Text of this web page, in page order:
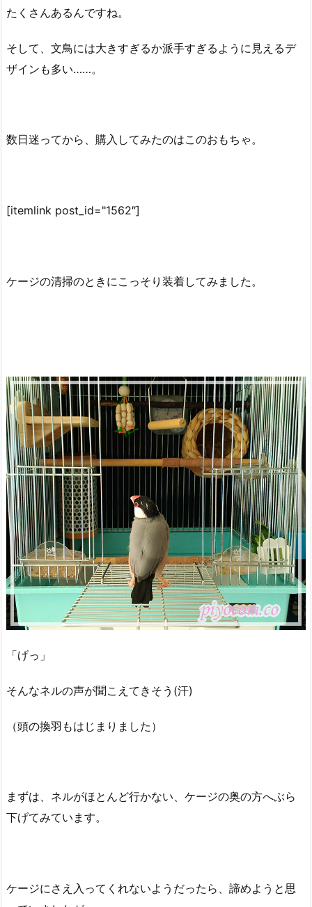
たくさんあるんですね。
そして、文鳥には大きすぎるか派手すぎるように見えるデ
ザインも多い……。
数日迷ってから、購入してみたのはこのおもちゃ。
[itemlink post_id="1562″]
ケージの清掃のときにこっそり装着してみました。
「げっ」
そんなネルの声が聞こえてきそう(汗)
（頭の換羽もはじまりました）
まずは、ネルがほとんど行かない、ケージの奥の方へぶら
下げてみています。
ケージにさえ入ってくれないようだったら、諦めようと思